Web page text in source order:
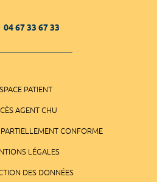
04 67 33 67 33
PATIENT
AGENT CHU
PARTIELLEMENT CONFORME
LÉGALES
DES DONNÉES